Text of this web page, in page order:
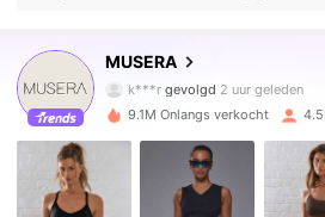
MUSERA
4.83
k***r gevolgd 2 uur geleden
4.3M Volgers
4.3M Volgers
9.1M Onlangs verkocht